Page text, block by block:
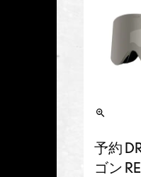
予約
ゴン